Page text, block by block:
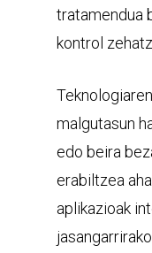
tratamendua
kontrol
malgutasun
edo beira
erabiltzea
aplikazioak